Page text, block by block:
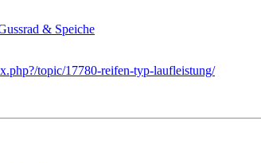
& Speiche
topic/17780-reifen-typ-laufleistung/